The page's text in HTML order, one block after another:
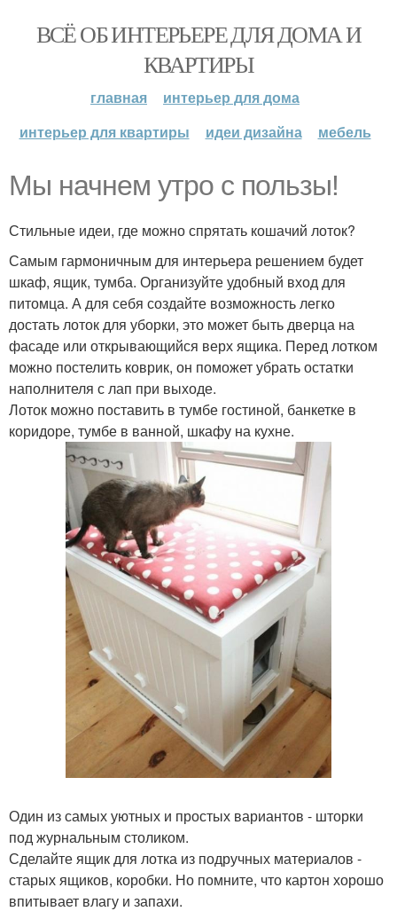
ВСЁ ОБ ИНТЕРЬЕРЕ ДЛЯ ДОМА И
КВАРТИРЫ
главная
интерьер для дома
интерьер для квартиры
идеи дизайна мебель
Мы начнем утро с пользы!
Стильные идеи, где можно спрятать кошачий лоток?
Самым гармоничным для интерьера решением будет
шкаф, ящик, тумба. Организуйте удобный вход для
питомца. А для себя создайте возможность легко
достать лоток для уборки, это может быть дверца на
фасаде или открывающийся верх ящика. Перед лотком
можно постелить коврик, он поможет убрать остатки
наполнителя с лап при выходе.
Лоток можно поставить в тумбе гостиной, банкетке в
коридоре, тумбе в ванной, шкафу на кухне.
Один из самых уютных и простых вариантов - шторки
под журнальным столиком.
Сделайте ящик для лотка из подручных материалов -
старых ящиков, коробки. Но помните, что картон хорошо
впитывает влагу и запахи.